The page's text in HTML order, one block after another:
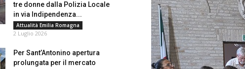
tre donne dalla Polizia Locale
in via Indipendenza...
Attualità Emilia Romagna
2 Luglio 2026
Per Sant’Antonino apertura
prolungata per il mercato